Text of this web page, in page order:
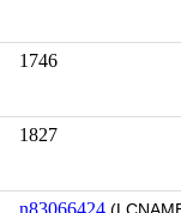
1746
1827
n83066424